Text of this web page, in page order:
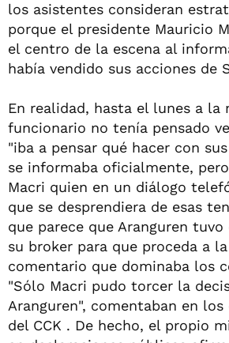
los asistentes consideran
porque el presidente Mauricio
el centro de la escena al
había vendido sus acciones de
En realidad, hasta el lunes a la
funcionario no tenía pensado
"iba a pensar qué hacer con
se informaba oficialmente,
Macri quien en un diálogo
que se desprendiera de esas
que parece que Aranguren
su broker para que proceda a
comentario que dominaba los
"Sólo Macri pudo torcer la
Aranguren", comentaban en
del CCK . De hecho, el propio